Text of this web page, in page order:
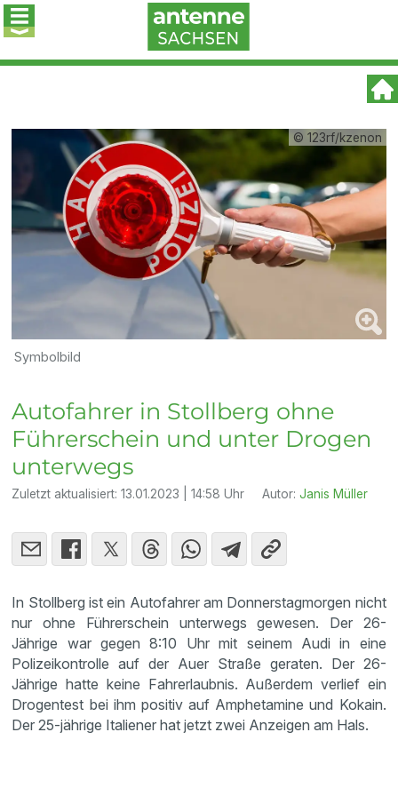
© 123rf/kzenon
Symbolbild
Autofahrer in Stollberg ohne
Führerschein und unter Drogen
unterwegs
Zuletzt aktualisiert:13.01.2023 | 14:58 Uhr Autor:Janis Müller
In Stollberg ist ein Autofahrer am Donnerstagmorgen nicht
nur ohne Führerschein unterwegs gewesen. Der 26-
Jährige war gegen 8:10 Uhr mit seinem Audi in eine
Polizeikontrolle auf der Auer Straße geraten. Der 26-
Jährige hatte keine Fahrerlaubnis. Außerdem verlief ein
Drogentest bei ihm positiv auf Amphetamine und Kokain.
Der 25-jährige Italiener hat jetzt zwei Anzeigen am Hals.